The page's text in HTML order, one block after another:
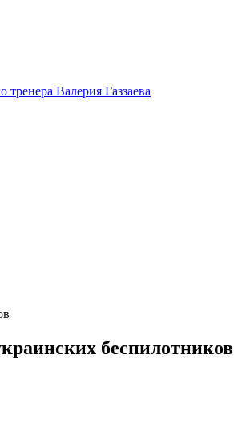
тренера Валерия Газзаева
беспилотников